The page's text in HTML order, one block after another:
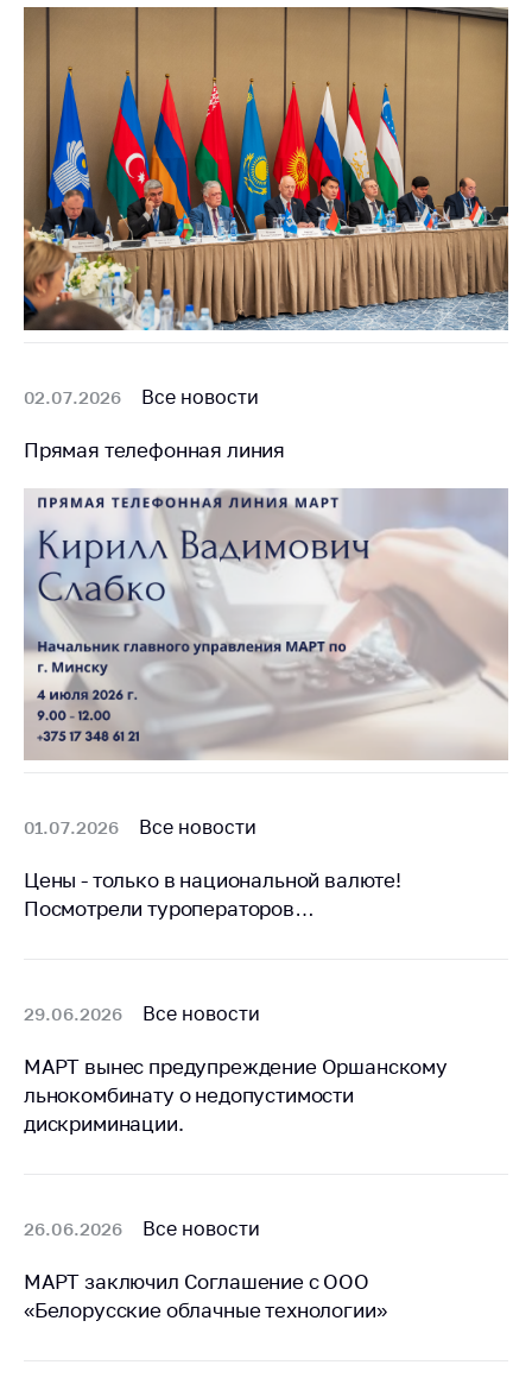
02.07.2026 Все новости
Прямая телефонная линия
01.07.2026 Все новости
Цены - только в национальной валюте!
Посмотрели туроператоров…
29.06.2026 Все новости
МАРТ вынес предупреждение Оршанскому
льнокомбинату о недопустимости
дискриминации.
26.06.2026 Все новости
МАРТ заключил Соглашение с ООО
«Белорусские облачные технологии»